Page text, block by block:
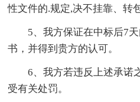
性文件的.规定,决不挂靠、转
5、我方保证在中标后7天
书，并得到贵方的认可。
6、我方若违反上述承诺
受有关处罚。